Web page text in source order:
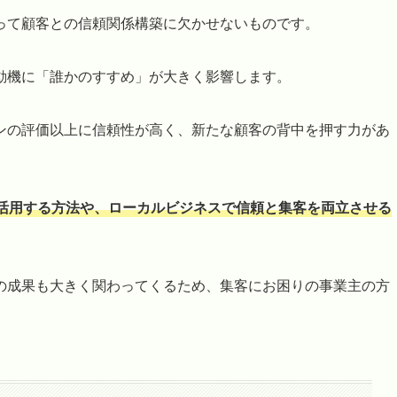
顧客との信頼関係構築に欠かせないものです。
に「誰かのすすめ」が大きく影響します。
評価以上に信頼性が高く、新たな顧客の背中を押す力があ
用する方法や、ローカルビジネスで信頼と集客を両立させる
果も大きく関わってくるため、集客にお困りの事業主の方